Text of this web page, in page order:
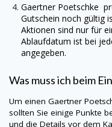
Gaertner Poetschke
Gutschein noch gültig
Aktionen sind nur für
Ablaufdatum ist bei
angegeben.
Was muss ich beim
Um einen Gaertner
sollten Sie einige Punkte
und die Details vor dem